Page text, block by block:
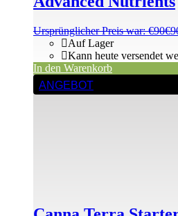
Ursprünglicher Preis war: €90€
Auf Lager
Kann heute versendet
In den Warenkorb
ANGEBOT